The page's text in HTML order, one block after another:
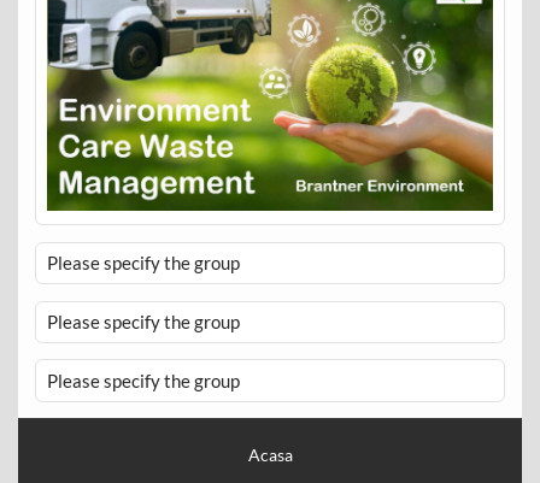
Please specify the group
Please specify the group
Please specify the group
Acasa